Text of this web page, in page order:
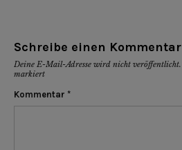
Schreibe einen Kommentar
Deine E-Mail-Adresse wird nicht veröffentlicht.
markiert
Kommentar *